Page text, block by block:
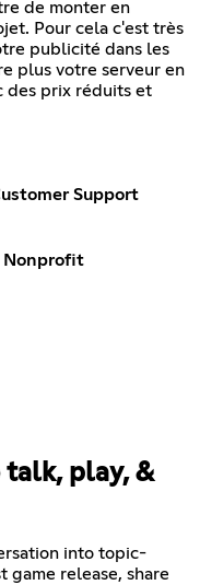
de monter en
Pour cela c'est très
publicité dans les
plus votre serveur en
des prix réduits et
Support
Nonprofit
talk, play, &
into topic-
game release, share